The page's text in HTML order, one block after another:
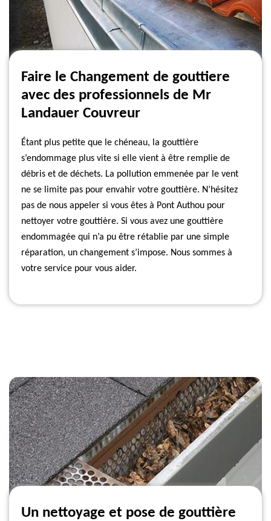
Faire le Changement de gouttiere
avec des professionnels de Mr
Landauer Couvreur
Étant plus petite que le chéneau, la gouttière
s’endommage plus vite si elle vient à être remplie de
débris et de déchets. La pollution emmenée par le vent
ne se limite pas pour envahir votre gouttière. N’hésitez
pas de nous appeler si vous êtes à Pont Authou pour
nettoyer votre gouttière. Si vous avez une gouttière
endommagée qui n’a pu être rétablie par une simple
réparation, un changement s’impose. Nous sommes à
votre service pour vous aider.
Un nettoyage et pose de gouttière